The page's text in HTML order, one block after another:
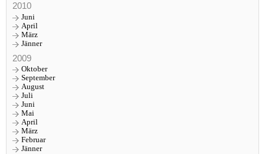
2010
Juni
April
März
Jänner
2009
Oktober
September
August
Juli
Juni
Mai
April
März
Februar
Jänner